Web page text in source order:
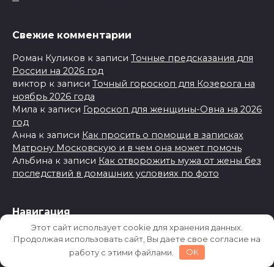
Свежие комментарии
Роман Куликов к записи Точные предсказания для
России на 2026 год
виктор к записи Точный гороскоп для Козерога на
ноябрь 2026 года
Мила к записи Гороскоп для женщины-Овна на 2026
год
Анна к записи Как просить о помощи в записках
Матрону Московскую и в чем она может помочь
Альбина к записи Как отворожить мужа от жены без
последствий в домашних условиях по фото
Навигация
Главная
Обратная связь
Этот сайт использует cookie для хранения данных.
Продолжая использовать сайт, Вы даете свое согласие на
работу с этими файлами.
OK